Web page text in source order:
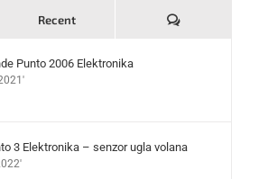
Recent Komentari
Punto 2006 Elektronika
3 Elektronika – senzor ugla volana